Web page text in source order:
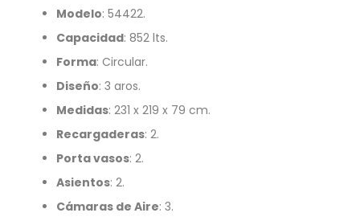
Modelo: 54422.
Capacidad: 852 lts.
Forma: Circular.
Diseño: 3 aros.
Medidas: 231 x 219 x 79 cm.
Recargaderas: 2.
Porta vasos: 2.
Asientos: 2.
Cámaras de Aire: 3.